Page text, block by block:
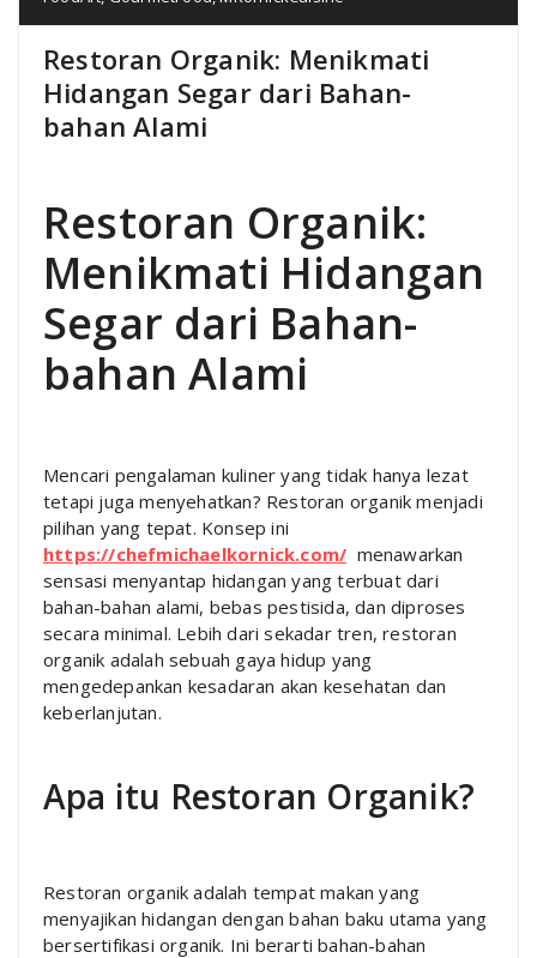
Restoran Organik: Menikmati
Hidangan Segar dari Bahan-
bahan Alami
Restoran Organik:
Menikmati Hidangan
Segar dari Bahan-
bahan Alami
Mencari pengalaman kuliner yang tidak hanya lezat
tetapi juga menyehatkan? Restoran organik menjadi
pilihan yang tepat. Konsep ini
https://chefmichaelkornick.com/ menawarkan
sensasi menyantap hidangan yang terbuat dari
bahan-bahan alami, bebas pestisida, dan diproses
secara minimal. Lebih dari sekadar tren, restoran
organik adalah sebuah gaya hidup yang
mengedepankan kesadaran akan kesehatan dan
keberlanjutan.
Apa itu Restoran Organik?
Restoran organik adalah tempat makan yang
menyajikan hidangan dengan bahan baku utama yang
bersertifikasi organik. Ini berarti bahan-bahan